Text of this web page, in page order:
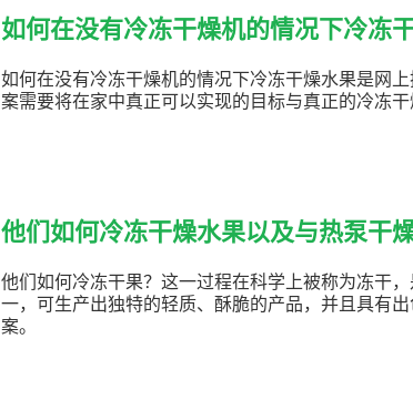
如何在没有冷冻干燥机的情况下冷冻
如何在没有冷冻干燥机的情况下冷冻干燥水果是网
案需要将在家中真正可以实现的目标与真正的冷冻
他们如何冷冻干燥水果以及与热泵干
他们如何冷冻干果？这一过程在科学上被称为冻干
一，可生产出独特的轻质、酥脆的产品，并且具有
案。